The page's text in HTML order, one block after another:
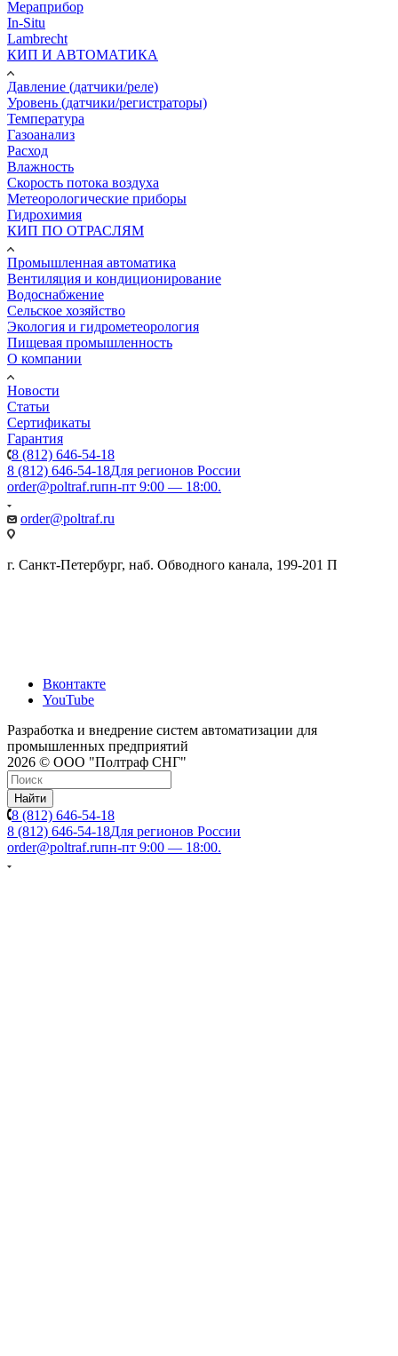
Мераприбор
In-Situ
Lambrecht
КИП И АВТОМАТИКА
Давление (датчики/реле)
Уровень (датчики/регистраторы)
Температура
Газоанализ
Расход
Влажность
Скорость потока воздуха
Метеорологические приборы
Гидрохимия
КИП ПО ОТРАСЛЯМ
Промышленная автоматика
Вентиляция и кондиционирование
Водоснабжение
Сельское хозяйство
Экология и гидрометеорология
Пищевая промышленность
О компании
Новости
Статьи
Сертификаты
Гарантия
8 (812) 646-54-18
8 (812) 646-54-18Для регионов России
order@poltraf.ruпн-пт 9:00 — 18:00.
order@poltraf.ru
г. Санкт-Петербург, наб. Обводного канала, 199-201 П
Вконтакте
YouTube
Разработка и внедрение систем автоматизации для
промышленных предприятий
2026 © ООО "Полтраф СНГ"
Найти
8 (812) 646-54-18
8 (812) 646-54-18Для регионов России
order@poltraf.ruпн-пт 9:00 — 18:00.